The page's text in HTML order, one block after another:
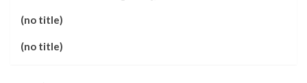
(no title)
(no title)